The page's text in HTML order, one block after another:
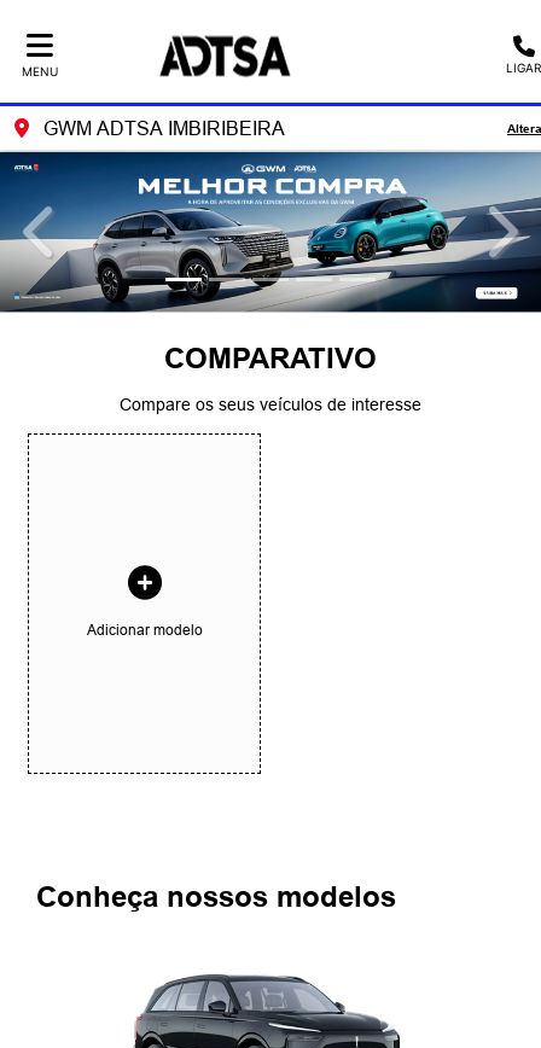
MENU LIGAR
GWM ADTSA IMBIRIBEIRA
templates.template-
COMPARATIVO
Compare os seus veículos de interesse
Adicionar modelo
Conheça nossos modelos